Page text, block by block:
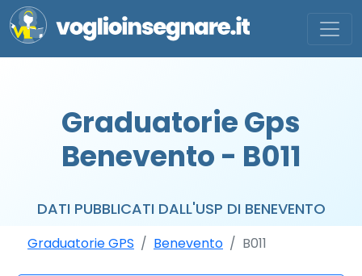
Graduatorie Gps
Benevento - B011
DATI PUBBLICATI DALL'USP DI BENEVENTO
Graduatorie GPS Benevento B011